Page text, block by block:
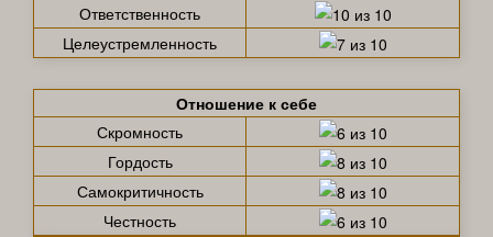
Ответственность
Целеустремленность
Отношение к себе
Скромность
Гордость
Самокритичность
Честность